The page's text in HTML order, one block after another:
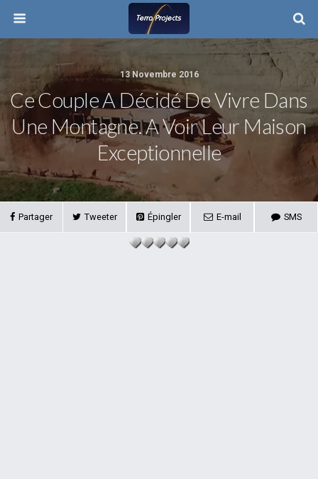
13 Novembre 2016
Ce Couple A Décidé De Vivre Dans
Une Montagne. A Voir Leur Maison
Exceptionnelle
Partager Tweeter Épingler E-mail SMS